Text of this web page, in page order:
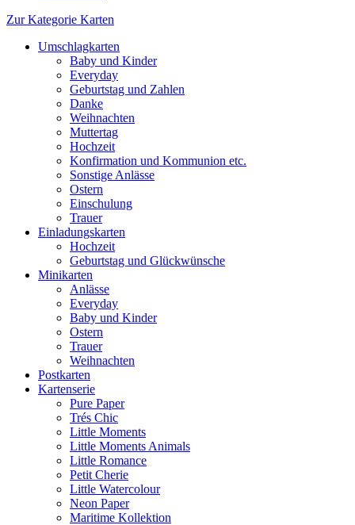
Zur Kategorie Karten
Umschlagkarten
Baby und Kinder
Everyday
Geburtstag und Zahlen
Danke
Weihnachten
Muttertag
Hochzeit
Konfirmation und Kommunion etc.
Sonstige Anlässe
Ostern
Einschulung
Trauer
Einladungskarten
Hochzeit
Geburtstag und Glückwünsche
Minikarten
Anlässe
Everyday
Baby und Kinder
Ostern
Trauer
Weihnachten
Postkarten
Kartenserie
Pure Paper
Trés Chic
Little Moments
Little Moments Animals
Little Romance
Petit Cherie
Little Watercolour
Neon Paper
Maritime Kollektion